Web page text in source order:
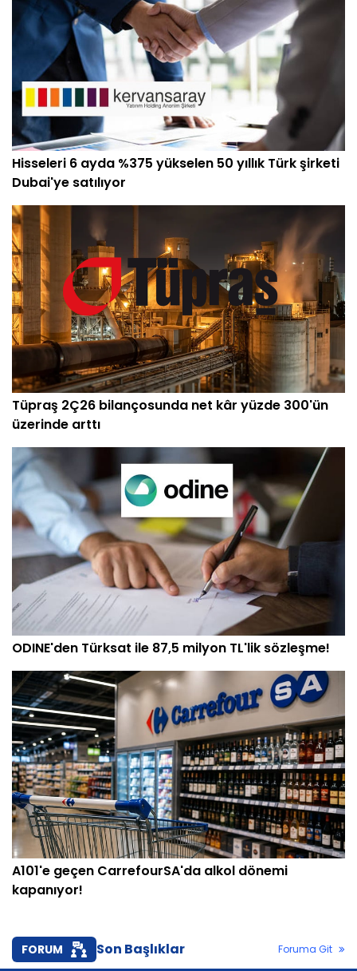
Hisseleri 6 ayda %375 yükselen 50 yıllık Türk şirketi
Dubai'ye satılıyor
Tüpraş 2Ç26 bilançosunda net kâr yüzde 300'ün
üzerinde arttı
ODINE'den Türksat ile 87,5 milyon TL'lik sözleşme!
A101'e geçen CarrefourSA'da alkol dönemi
kapanıyor!
FORUM Son Başlıklar Foruma Git